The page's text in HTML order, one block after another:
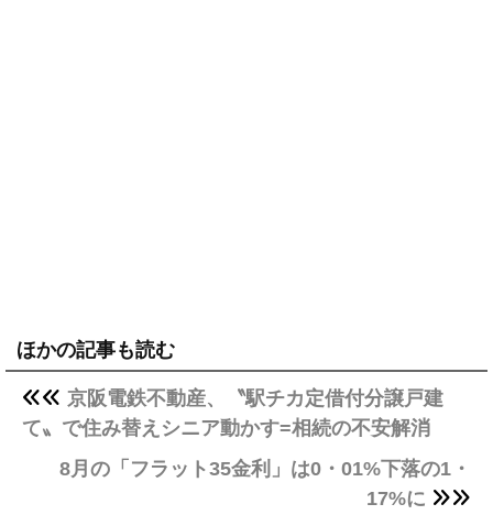
ほかの記事も読む
京阪電鉄不動産、〝駅チカ定借付分譲戸建
て〟で住み替えシニア動かす=相続の不安解消
8月の「フラット35金利」は0・01%下落の1・
17%に